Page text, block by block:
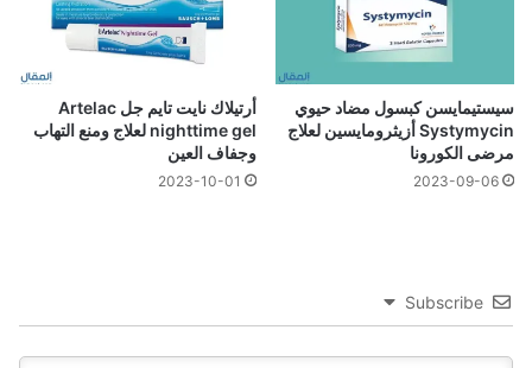
سيستيمايسن كبسول مضاد حيوي
Systymycin أزيثرومايسين لعلاج
مرضى الكورونا
2023-09-06
أرتيلاك نايت تايم جل Artelac
nighttime gel لعلاج ومنع التهاب
وجفاف العين
2023-10-01
Subscribe